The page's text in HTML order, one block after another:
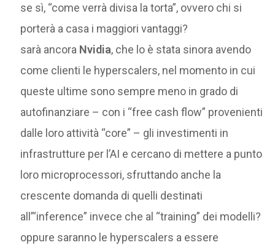
se sì, “come verrà divisa la torta”, ovvero chi si
porterà a casa i maggiori vantaggi?
sarà ancora Nvidia, che lo è stata sinora avendo
come clienti le hyperscalers, nel momento in cui
queste ultime sono sempre meno in grado di
autofinanziare – con i “free cash flow” provenienti
dalle loro attività “core” – gli investimenti in
infrastrutture per l’AI e cercano di mettere a punto
loro microprocessori, sfruttando anche la
crescente domanda di quelli destinati
all’“inference” invece che al “training” dei modelli?
oppure saranno le hyperscalers a essere